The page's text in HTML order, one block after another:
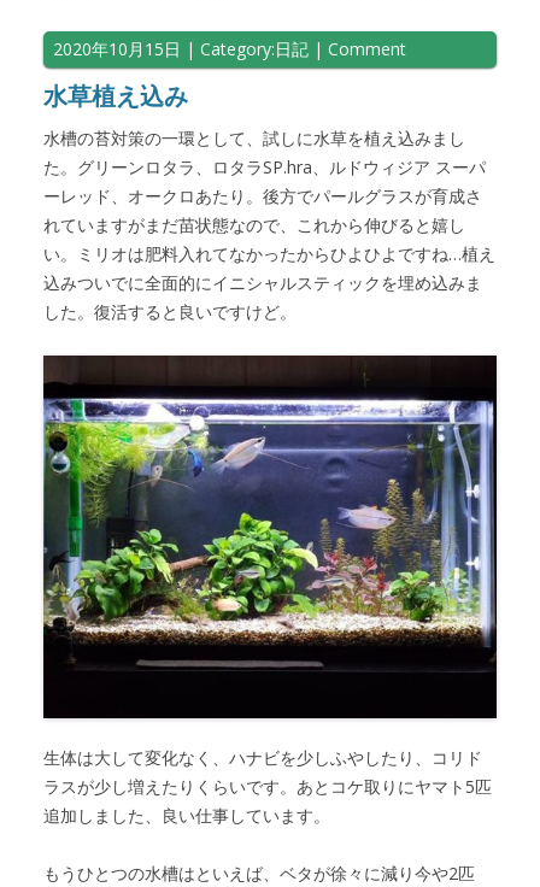
2020年10月15日 | Category:日記 | Comment
水草植え込み
水槽の苔対策の一環として、試しに水草を植え込みまし
た。グリーンロタラ、ロタラSP.hra、ルドウィジア スーパ
ーレッド、オークロあたり。後方でパールグラスが育成さ
れていますがまだ苗状態なので、これから伸びると嬉し
い。ミリオは肥料入れてなかったからひよひよですね…植え
込みついでに全面的にイニシャルスティックを埋め込みま
した。復活すると良いですけど。
生体は大して変化なく、ハナビを少しふやしたり、コリド
ラスが少し増えたりくらいです。あとコケ取りにヤマト5匹
追加しました、良い仕事しています。
もうひとつの水槽はといえば、ベタが徐々に減り今や2匹